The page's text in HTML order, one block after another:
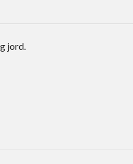
jord.